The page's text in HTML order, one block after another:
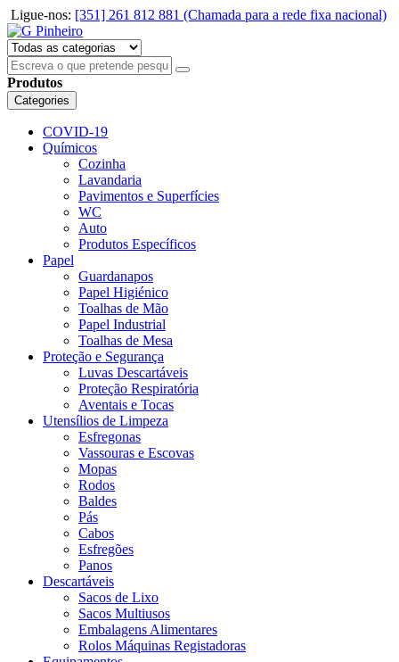
Ligue-nos: [351] 261 812 881 (Chamada para a rede fixa nacional)
Produtos
Categories
COVID-19
Químicos
Cozinha
Lavandaria
Pavimentos e Superfícies
WC
Auto
Produtos Específicos
Papel
Guardanapos
Papel Higiénico
Toalhas de Mão
Papel Industrial
Toalhas de Mesa
Proteção e Segurança
Luvas Descartáveis
Proteção Respiratória
Aventais e Tocas
Utensílios de Limpeza
Esfregonas
Vassouras e Escovas
Mopas
Rodos
Baldes
Pás
Cabos
Esfregões
Panos
Descartáveis
Sacos de Lixo
Sacos Multiusos
Embalagens Alimentares
Rolos Máquinas Registadoras